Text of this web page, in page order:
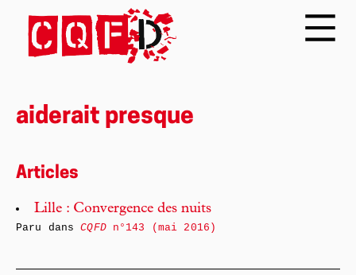
aiderait presque
Articles
Lille : Convergence des nuits
Paru dansCQFDn°143 (mai 2016)